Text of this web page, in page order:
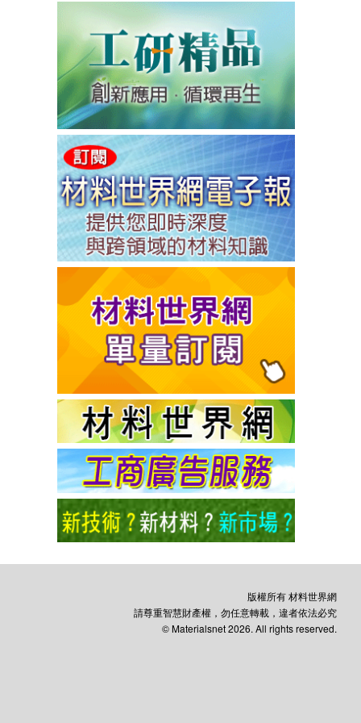
版權所有 材料世界網
請尊重智慧財產權，勿任意轉載，違者依法必究
© Materialsnet 2026. All rights reserved.